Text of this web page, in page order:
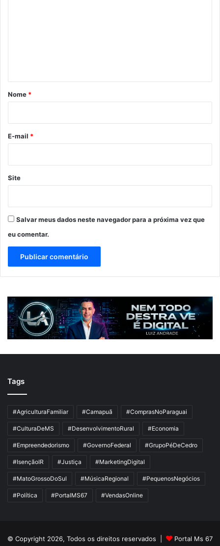
r
*
Nome *
E-mail *
Site
Salvar meus dados neste navegador para a próxima vez que
eu comentar.
Tags
#AgriculturaFamiliar #Camapuã #ComprasNoParaguai
#CulturaDeMS #DesenvolvimentoRural #Economia
#Empreendedorismo #GovernoFederal #GrupoPéDeCedro
#IsençãoIR #Justiça #MarketingDigital
#MatoGrossoDoSul #MúsicaRegional #PequenosNegócios
#Política #PortalMS67 #VendasOnline
© Copyright 2026, Todos os direitos reservados | Portal Ms 67